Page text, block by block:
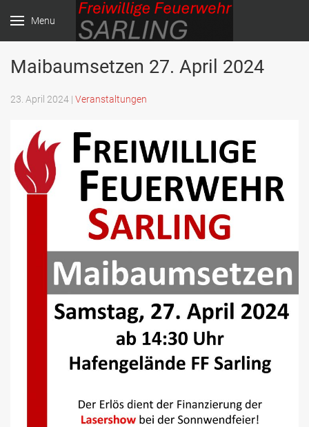
Menu
Freiwillige Feuerwehr
Sarling
Maibaumsetzen 27. April 2024
23. April 2024 | Veranstaltungen